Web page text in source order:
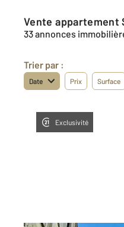
Vente
33 annonces
Trier par :
Date Prix Surface
Exclusivité